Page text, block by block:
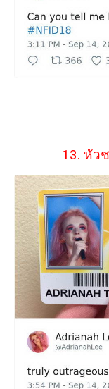
13. หัว